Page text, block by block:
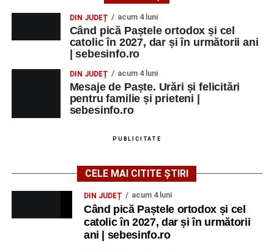
DIN JUDEȚ acum 4 luni
Când pică Paștele ortodox și cel
catolic în 2027, dar și în următorii ani
| sebesinfo.ro
DIN JUDEȚ acum 4 luni
Mesaje de Paște. Urări și felicitări
pentru familie și prieteni |
sebesinfo.ro
PUBLICITATE
CELE MAI CITITE ȘTIRI
DIN JUDEȚ acum 4 luni
Când pică Paștele ortodox și cel
catolic în 2027, dar și în următorii
ani | sebesinfo.ro